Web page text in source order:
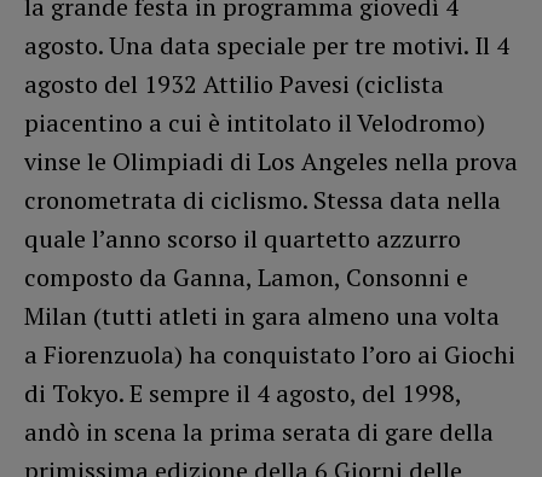
agosto. Una data speciale per tre motivi. Il 4
agosto del 1932 Attilio Pavesi (ciclista
piacentino a cui è intitolato il Velodromo)
vinse le Olimpiadi di Los Angeles nella prova
cronometrata di ciclismo. Stessa data nella
quale l’anno scorso il quartetto azzurro
composto da Ganna, Lamon, Consonni e
Milan (tutti atleti in gara almeno una volta
a Fiorenzuola) ha conquistato l’oro ai Giochi
di Tokyo. E sempre il 4 agosto, del 1998,
andò in scena la prima serata di gare della
primissima edizione della 6 Giorni delle